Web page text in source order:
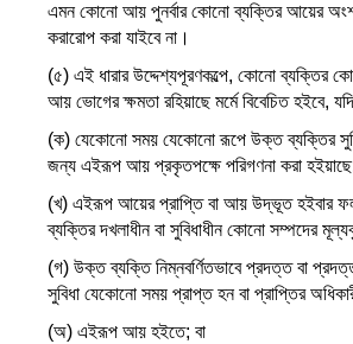
এমন কোনো আয় পুনর্বার কোনো ব্যক্তির আয়ের অংশ
করারোপ করা যাইবে না।
(৫) এই ধারার উদ্দেশ্যপূরণকল্পে, কোনো ব্যক্তির
আয় ভোগের ক্ষমতা রহিয়াছে মর্মে বিবেচিত হইবে,
(ক) যেকোনো সময় যেকোনো রূপে উক্ত ব্যক্তির
জন্য এইরূপ আয় প্রকৃতপক্ষে পরিগণনা করা
(খ) এইরূপ আয়ের প্রাপ্তি বা আয় উদ্ভূত হইবার
ব্যক্তির দখলাধীন বা সুবিধাধীন কোনো সম্পদের
(গ) উক্ত ব্যক্তি নিম্নবর্ণিতভাবে প্রদত্ত বা
সুবিধা যেকোনো সময় প্রাপ্ত হন বা প্রাপ্তির
(অ) এইরূপ আয় হইতে; বা